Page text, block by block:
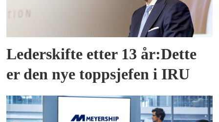
Lederskifte etter 13 år:Dette
er den nye toppsjefen i IRU